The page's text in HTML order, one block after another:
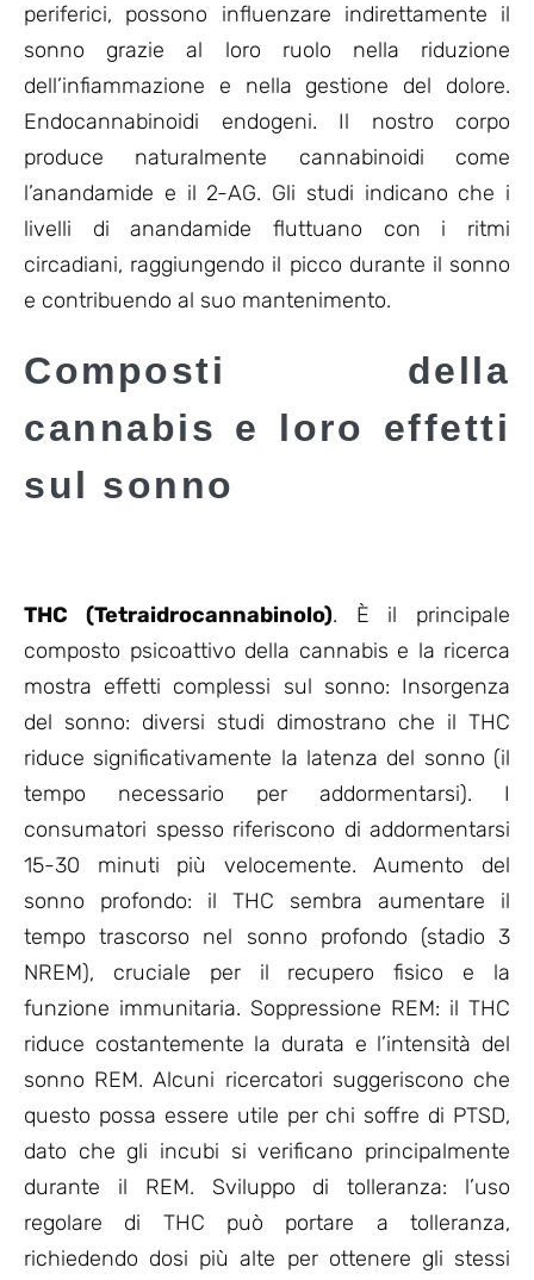
periferici, possono influenzare indirettamente il
sonno grazie al loro ruolo nella riduzione
dell’infiammazione e nella gestione del dolore.
Endocannabinoidi endogeni. Il nostro corpo
produce naturalmente cannabinoidi come
l’anandamide e il 2-AG. Gli studi indicano che i
livelli di anandamide fluttuano con i ritmi
circadiani, raggiungendo il picco durante il sonno
e contribuendo al suo mantenimento.
Composti della
cannabis e loro effetti
sul sonno
THC (Tetraidrocannabinolo). È il principale
composto psicoattivo della cannabis e la ricerca
mostra effetti complessi sul sonno: Insorgenza
del sonno: diversi studi dimostrano che il THC
riduce significativamente la latenza del sonno (il
tempo necessario per addormentarsi). I
consumatori spesso riferiscono di addormentarsi
15-30 minuti più velocemente. Aumento del
sonno profondo: il THC sembra aumentare il
tempo trascorso nel sonno profondo (stadio 3
NREM), cruciale per il recupero fisico e la
funzione immunitaria. Soppressione REM: il THC
riduce costantemente la durata e l’intensità del
sonno REM. Alcuni ricercatori suggeriscono che
questo possa essere utile per chi soffre di PTSD,
dato che gli incubi si verificano principalmente
durante il REM. Sviluppo di tolleranza: l’uso
regolare di THC può portare a tolleranza,
richiedendo dosi più alte per ottenere gli stessi